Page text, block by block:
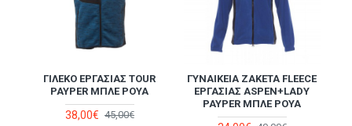
ΓΙΛΈΚΟ ΕΡΓΑΣΊΑΣ TOUR
PAYPER ΜΠΛΕ ΡΟΥΆ
38,00€ 45,00€
ΓΥΝΑΙΚΕΊΑ ΖΑΚΈΤΑ FLEECE
ΕΡΓΑΣΊΑΣ ASPEN+LADY
PAYPER ΜΠΛΕ ΡΟΥΆ